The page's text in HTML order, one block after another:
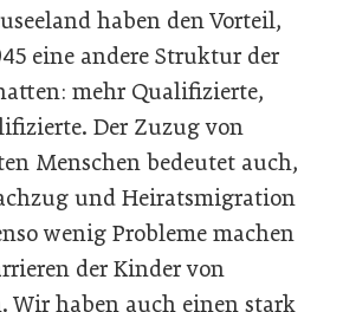
haben den Vorteil,
eine andere Struktur der
mehr Qualifizierte,
Der Zuzug von
Menschen bedeutet auch,
und Heiratsmigration
wenig Probleme machen
der Kinder von
Wir haben auch einen stark